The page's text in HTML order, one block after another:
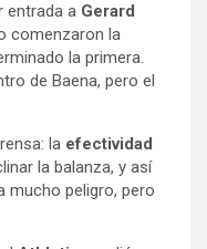
entrada a Gerard
comenzaron la
la primera.
de Baena, pero el
la efectividad
la balanza, y así
mucho peligro, pero